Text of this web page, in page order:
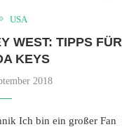
USA
WEST: TIPPS FÜR
KEYS
2018
Ich bin ein großer Fan